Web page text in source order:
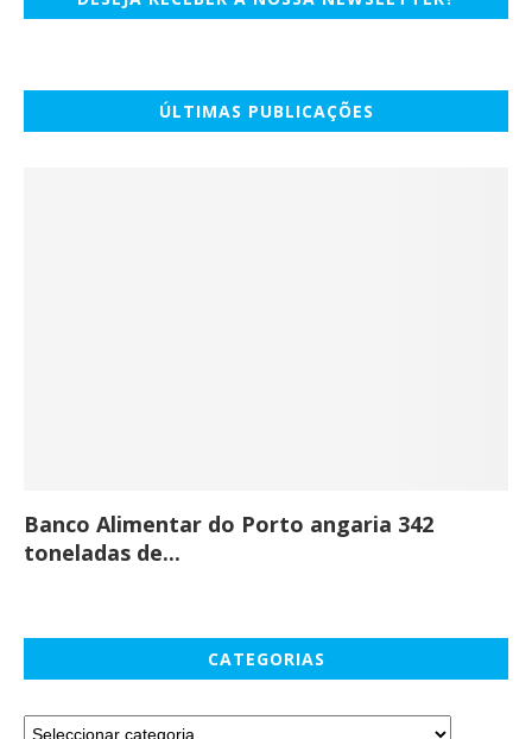
ÚLTIMAS PUBLICAÇÕES
Banco Alimentar do Porto angaria 342
toneladas de...
CATEGORIAS